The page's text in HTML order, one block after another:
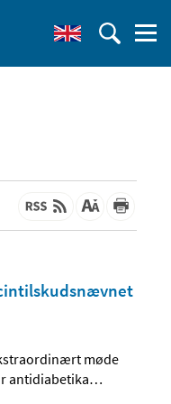
møde
antidiabetika…